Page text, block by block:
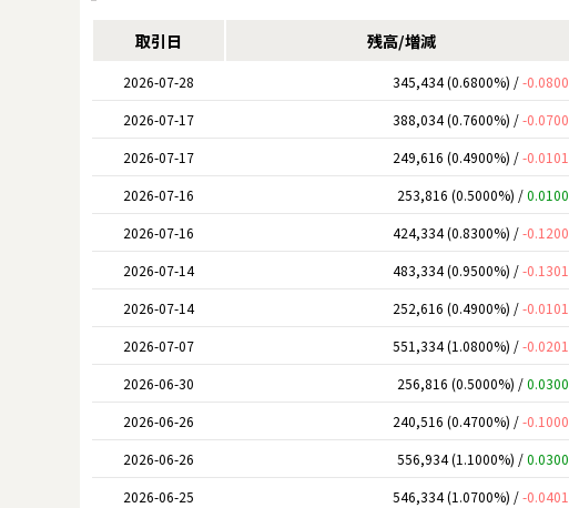
取引日 残高/増減
2026-07-28 345,434 (0.6800%) /-0.0800
2026-07-17
388,034 (0.7600%) /-0.0700
2026-07-17
249,616 (0.4900%) /-0.0101
2026-07-16
253,816 (0.5000%) /0.0100
2026-07-16
424,334 (0.8300%) /-0.1200
2026-07-14
483,334 (0.9500%) /-0.1301
2026-07-14
252,616 (0.4900%) /-0.0101
2026-07-07
551,334 (1.0800%) /-0.0201
2026-06-30
256,816 (0.5000%) /0.0300
2026-06-26
240,516 (0.4700%) /-0.1000
2026-06-26
556,934 (1.1000%) /0.0300
2026-06-25
546,334 (1.0700%) /-0.0401